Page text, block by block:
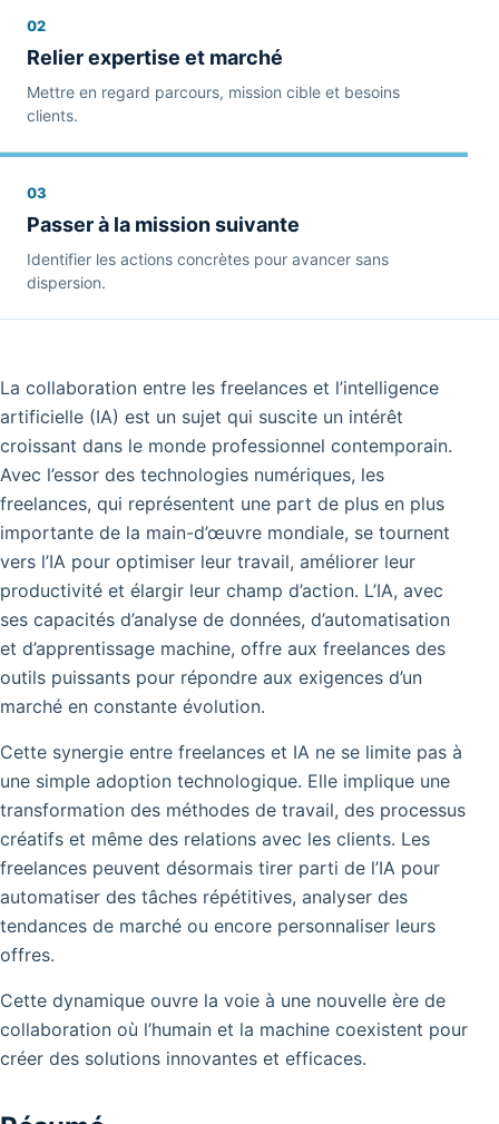
02
Relier expertise et marché
Mettre en regard parcours, mission cible et besoins
clients.
03
Passer à la mission suivante
Identifier les actions concrètes pour avancer sans
dispersion.
La collaboration entre les freelances et l’intelligence
artificielle (IA) est un sujet qui suscite un intérêt
croissant dans le monde professionnel contemporain.
Avec l’essor des technologies numériques, les
freelances, qui représentent une part de plus en plus
importante de la main-d’œuvre mondiale, se tournent
vers l’IA pour optimiser leur travail, améliorer leur
productivité et élargir leur champ d’action. L’IA, avec
ses capacités d’analyse de données, d’automatisation
et d’apprentissage machine, offre aux freelances des
outils puissants pour répondre aux exigences d’un
marché en constante évolution.
Cette synergie entre freelances et IA ne se limite pas à
une simple adoption technologique. Elle implique une
transformation des méthodes de travail, des processus
créatifs et même des relations avec les clients. Les
freelances peuvent désormais tirer parti de l’IA pour
automatiser des tâches répétitives, analyser des
tendances de marché ou encore personnaliser leurs
offres.
Cette dynamique ouvre la voie à une nouvelle ère de
collaboration où l’humain et la machine coexistent pour
créer des solutions innovantes et efficaces.